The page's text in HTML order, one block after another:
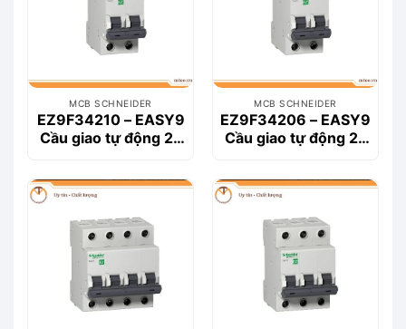
MCB SCHNEIDER
EZ9F34210 – EASY9
Cầu giao tự động 2P
MCB SCHNEIDER
EZ9F34206 – EASY9
Cầu giao tự động 2P